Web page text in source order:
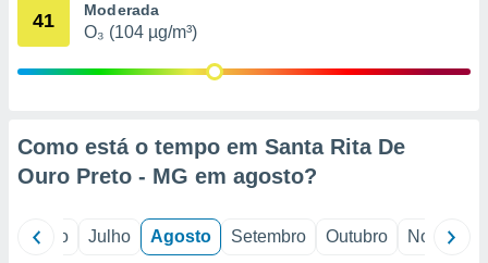
de
ou
dados
41 Moderada
O₃ (104 µg/m³)
Como está o tempo em Santa Rita De
Ouro Preto - MG em agosto?
Junho Julho Agosto Setembro Outubro Novembro